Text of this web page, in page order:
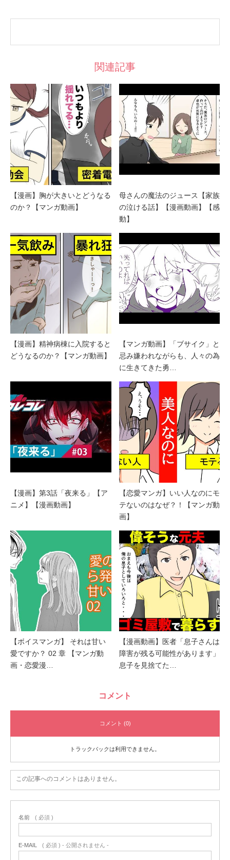
関連記事
【漫画】胸が大きいとどうなる
のか？【マンガ動画】
母さんの魔法のジュース【家族
の泣ける話】【漫画動画】【感
動】
【漫画】精神病棟に入院すると
どうなるのか？【マンガ動画】
【マンガ動画】「ブサイク」と
忌み嫌われながらも、人々の為
に生きてきた勇…
【漫画】第3話「夜来る」【ア
ニメ】【漫画動画】
【恋愛マンガ】いい人なのにモ
テないのはなぜ？！【マンガ動
画】
【ボイスマンガ】 それは甘い
愛ですか？ 02 章 【マンガ動
画・恋愛漫…
【漫画動画】医者「息子さんは
障害が残る可能性があります」
息子を見捨てた…
コメント
コメント (0)
トラックバックは利用できません。
この記事へのコメントはありません。
名前 ( 必須 )
E-MAIL ( 必須 ) - 公開されません -